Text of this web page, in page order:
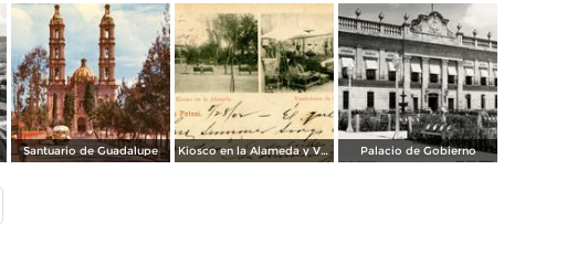
Santuario de Guadalupe Kiosco en la Alameda y Vendedores de Frutas Palacio de Gobierno